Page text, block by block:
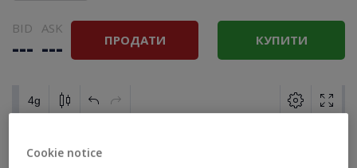
BID
---
ASK
--- ПРОДАТИ КУПИТИ
Cookie notice